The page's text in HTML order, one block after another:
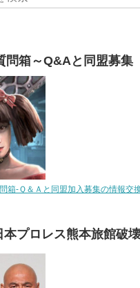
問箱～Q&Aと同盟募集
箱-Ｑ＆Ａと同盟加入募集の情報交
本プロレス熊本旅館破